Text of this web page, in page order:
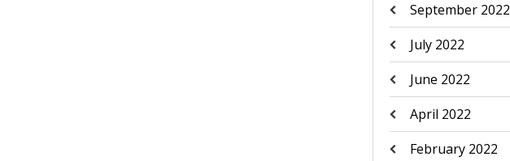
September 2022
July 2022
June 2022
April 2022
February 2022